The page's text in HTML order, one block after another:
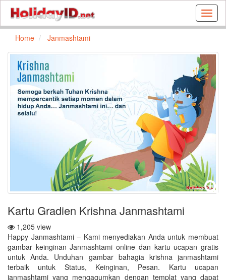
Buat
kartu
dan
kartu
gratis
Home Janmashtami
Kartu Gradien Krishna Janmashtami
1,205 view
Happy Janmashtami – Kami menyediakan Anda untuk membuat
gambar keinginan Janmashtami online dan kartu ucapan gratis
untuk Anda. Unduhan gambar bahagia krishna janmashtami
terbaik untuk Status, Keinginan, Pesan. Kartu ucapan
janmashtami yang mengagumkan dengan templat yang dapat